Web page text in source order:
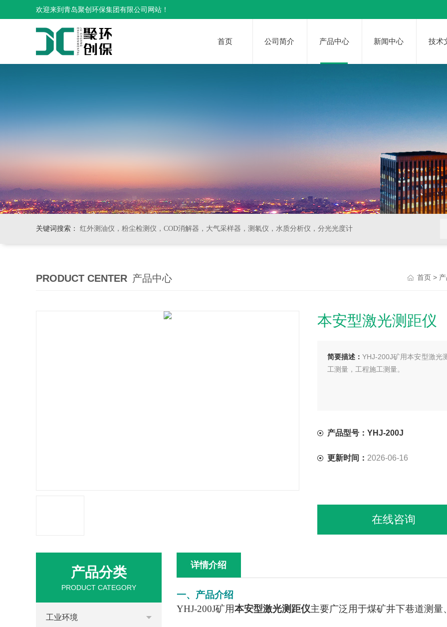
欢迎来到青岛聚创环保集团有限公司网站！
首页 公司简介 产品中心 新闻中心 技术
关键词搜索： 红外测油仪，粉尘检测仪，COD消解器，大气采样器，测氡仪，水质分析仪，分光光度计
PRODUCT CENTER 产品中心 首页 >
本安型激光测距仪
简要描述：YHJ-200J矿用本安型激光
工测量，工程施工测量。
产品型号：YHJ-200J
更新时间： 2026-06-16
在线咨询
详情介绍
一、产品介绍
YHJ-200J矿用本安型激光测距仪主要广泛用于煤矿井下巷道测
产品分类
PRODUCT CATEGORY
工业环境